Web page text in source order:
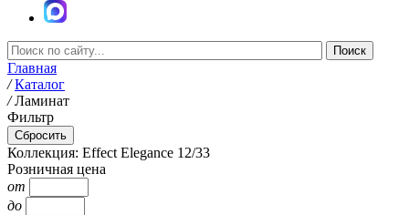
Главная
/ Каталог
/ Ламинат
Фильтр
Коллекция: Effect Elegance 12/33
Розничная цена
от
до